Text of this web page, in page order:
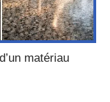
matériau